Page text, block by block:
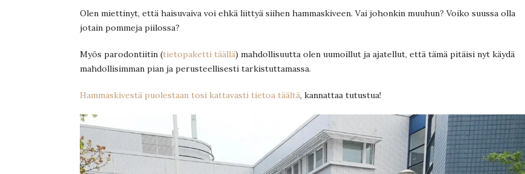
Olen miettinyt, että haisuvaiva voi ehkä liittyä siihen hammaskiveen. Vai johonkin muuhun? Voiko suussa olla
jotain pommeja piilossa?
Myös parodontiitin (tietopaketti täällä) mahdollisuutta olen uumoillut ja ajatellut, että tämä pitäisi nyt käydä
mahdollisimman pian ja perusteellisesti tarkistuttamassa.
Hammaskivestä puolestaan tosi kattavasti tietoa täältä, kannattaa tutustua!